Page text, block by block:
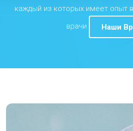
каждый из которых имеет опыт
врачи
Наши